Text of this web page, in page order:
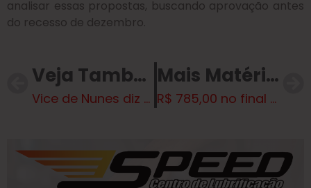
analisar essas propostas, buscando aprovação antes
do recesso de dezembro.
Veja Também
Vice de Nunes diz que abusos de PMs refletem “descrédito da Justiça”
Mais Matérias
R$ 785,00 no final do ano: Bolsa Família e Vale-Gás juntos em Dezembro